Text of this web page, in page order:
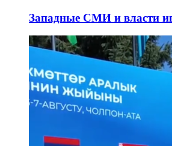
Западные СМИ и власти